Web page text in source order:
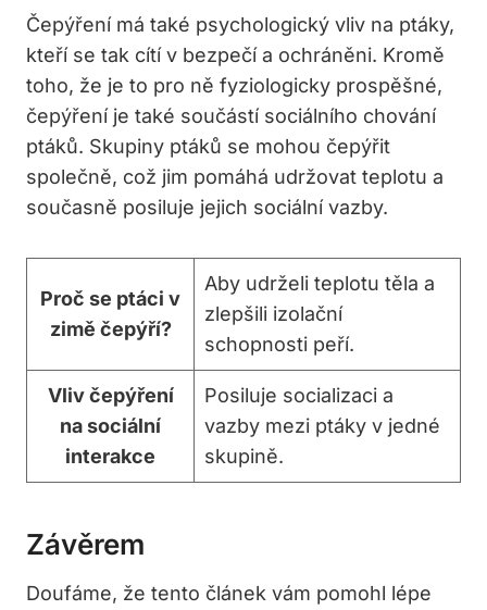
Čepýření má také psychologický vliv na ptáky,
kteří se tak cítí v bezpečí a ochráněni. Kromě
toho, že je to pro ně fyziologicky prospěšné,
čepýření je také součástí sociálního chování
ptáků. Skupiny ptáků se mohou čepýřit
společně, což jim pomáhá udržovat teplotu a
současně posiluje jejich sociální vazby.
Proč se ptáci v
zimě čepýří?
Aby udrželi teplotu těla a
zlepšili izolační
schopnosti peří.
Vliv čepýření
na sociální
interakce
Posiluje socializaci a
vazby mezi ptáky v jedné
skupině.
Závěrem
Doufáme, že tento článek vám pomohl lépe